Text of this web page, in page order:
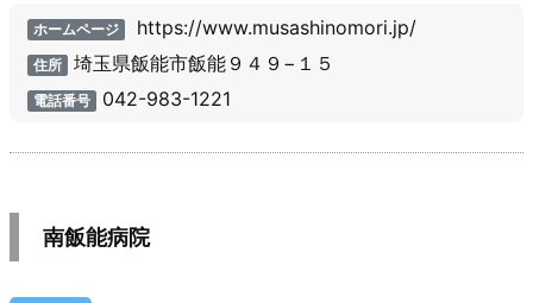
ホームページ https://www.musashinomori.jp/
住所 埼玉県飯能市飯能９４９−１５
電話番号 042-983-1221
南飯能病院